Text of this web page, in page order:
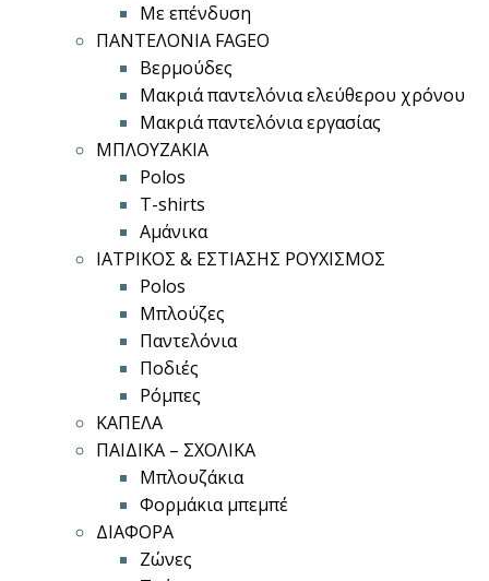
Με επένδυση
ΠΑΝΤΕΛΟΝΙΑ FAGEO
Βερμούδες
Μακριά παντελόνια ελεύθερου χρόνου
Μακριά παντελόνια εργασίας
ΜΠΛΟΥΖΑΚΙΑ
Polos
T-shirts
Αμάνικα
ΙΑΤΡΙΚΟΣ & ΕΣΤΙΑΣΗΣ ΡΟΥΧΙΣΜΟΣ
Polos
Μπλούζες
Παντελόνια
Ποδιές
Ρόμπες
ΚΑΠΕΛΑ
ΠΑΙΔΙΚΑ – ΣΧΟΛΙΚΑ
Μπλουζάκια
Φορμάκια μπεμπέ
ΔΙΑΦΟΡΑ
Ζώνες